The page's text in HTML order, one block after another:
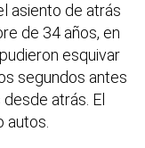
asiento de atrás
de 34 años, en
esquivar
segundos antes
atrás. El
autos.